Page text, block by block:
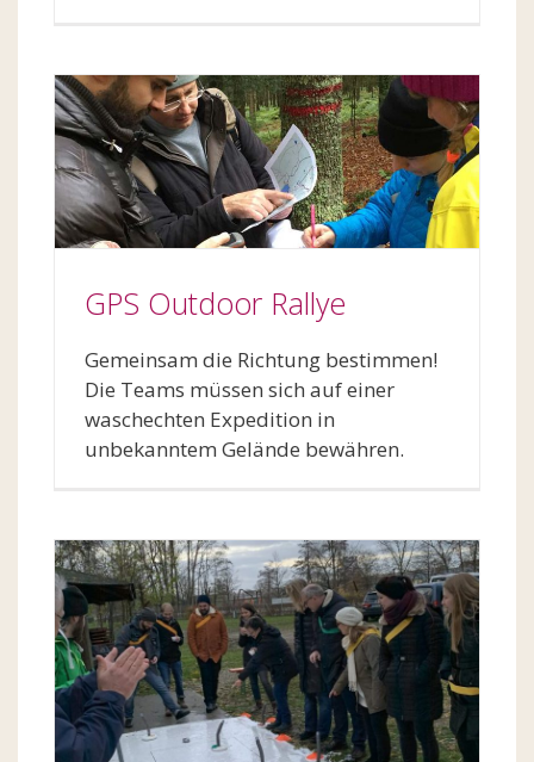
GPS Outdoor Rallye
Gemeinsam die Richtung bestimmen!
Die Teams müssen sich auf einer
waschechten Expedition in
unbekanntem Gelände bewähren.